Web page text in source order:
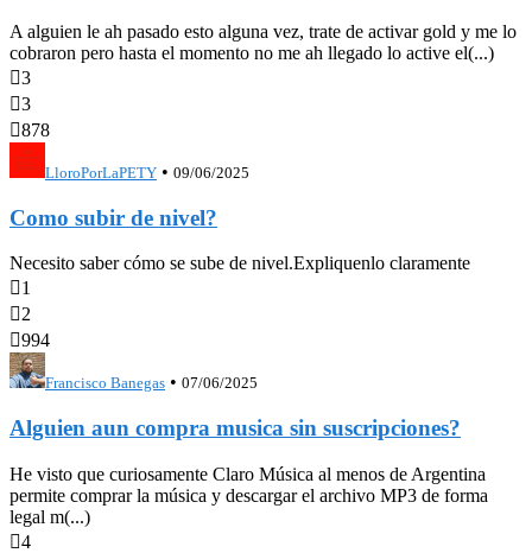
A alguien le ah pasado esto alguna vez, trate de activar gold y me lo
cobraron pero hasta el momento no me ah llegado lo active el(...)
3
3
878
LloroPorLaPETY • 09/06/2025
Como subir de nivel?
Necesito saber cómo se sube de nivel.Expliquenlo claramente
1
2
994
Francisco Banegas • 07/06/2025
Alguien aun compra musica sin suscripciones?
He visto que curiosamente Claro Música al menos de Argentina
permite comprar la música y descargar el archivo MP3 de forma
legal m(...)
4